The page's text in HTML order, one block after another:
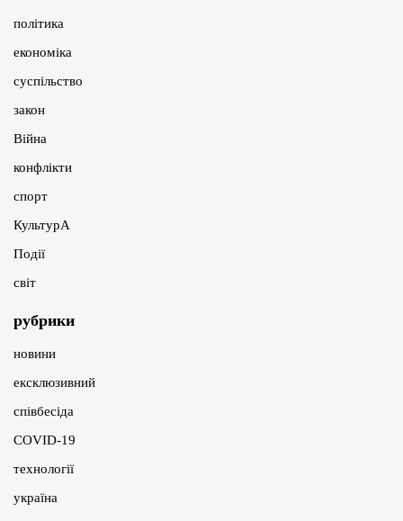
політика
економіка
суспільство
закон
Війна
конфлікти
спорт
КультурА
Події
світ
рубрики
новини
ексклюзивний
співбесіда
COVID-19
технології
україна